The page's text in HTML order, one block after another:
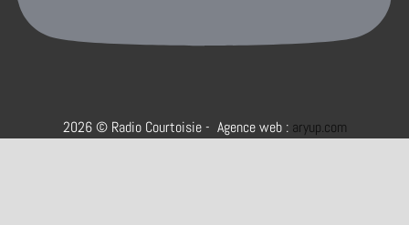
2026 © Radio Courtoisie - Agence web : aryup.com